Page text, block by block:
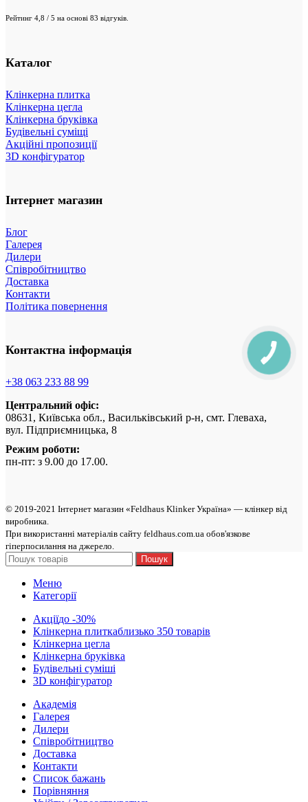
Рейтинг 4,8 / 5 на основі 83 відгуків.
Каталог
Клінкерна плитка
Клінкерна цегла
Клінкерна бруківка
Будівельні суміщі
Акційні пропозиції
3D конфігуратор
Інтернет магазин
Блог
Галерея
Дилери
Співробітництво
Доставка
Контакти
Політика повернення
Контактна інформація
+38 063 233 88 99
Центральний офіс:
08631, Київська обл., Васильківський р-н, смт. Глеваха,
вул. Підприємницька, 8
Режим роботи:
пн-пт: з 9.00 до 17.00.
© 2019-2021 Інтернет магазин «Feldhaus Klinker Україна» — клінкер від
виробникa.
При використанні матеріалів сайту feldhaus.com.ua обов'язкове
гіперпосилання на джерело.
Пошук
Меню
Категорії
Акціїдо -30%
Клінкерна плиткаблизько 350 товарів
Клінкерна цегла
Клінкерна бруківка
Будівельні суміші
3D конфігуратор
Академія
Галерея
Дилери
Cпівробітництво
Доставка
Контакти
Список бажань
Порівняння